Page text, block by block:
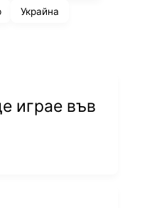
Украйна
играе във